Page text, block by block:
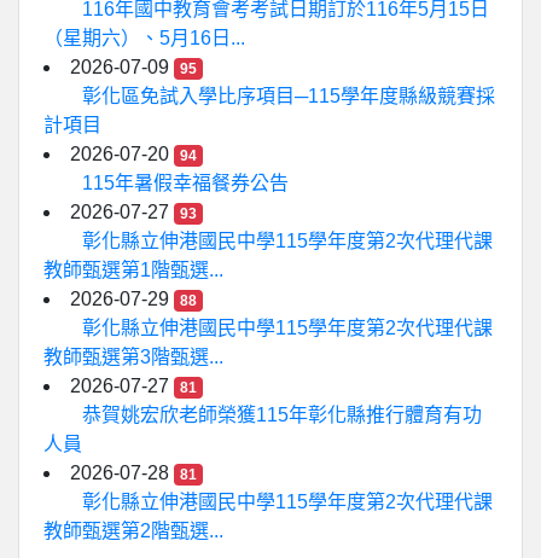
116年國中教育會考考試日期訂於116年5月15日
（星期六）、5月16日...
2026-07-09
95
彰化區免試入學比序項目─115學年度縣級競賽採
計項目
2026-07-20
94
115年暑假幸福餐券公告
2026-07-27
93
彰化縣立伸港國民中學115學年度第2次代理代課
教師甄選第1階甄選...
2026-07-29
88
彰化縣立伸港國民中學115學年度第2次代理代課
教師甄選第3階甄選...
2026-07-27
81
恭賀姚宏欣老師榮獲115年彰化縣推行體育有功
人員
2026-07-28
81
彰化縣立伸港國民中學115學年度第2次代理代課
教師甄選第2階甄選...